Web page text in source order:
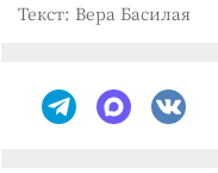
Текст: Вера Басилая